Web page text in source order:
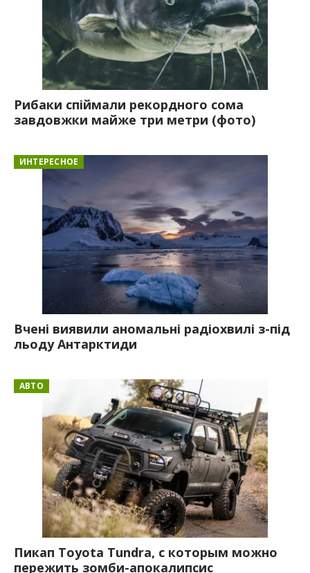
Рибаки спіймали рекордного сома
завдовжки майже три метри (фото)
ИНТЕРЕСНОЕ
Вчені виявили аномальні радіохвилі з-під
льоду Антарктиди
АВТО
Пикап Toyota Tundra, с которым можно
пережить зомби-апокалипсис